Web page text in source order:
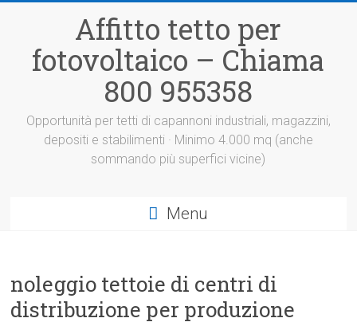
Affitto tetto per
fotovoltaico – Chiama
800 955358
Opportunità per tetti di capannoni industriali, magazzini,
depositi e stabilimenti · Minimo 4.000 mq (anche
sommando più superfici vicine)
Menu
noleggio tettoie di centri di
distribuzione per produzione